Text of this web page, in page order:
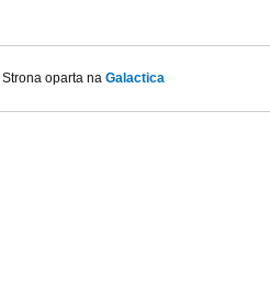
Strona oparta na Galactica